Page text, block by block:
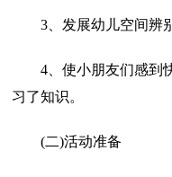
3、发展幼儿空间辨别
4、使小朋友们感到快
习了知识。
(二)活动准备